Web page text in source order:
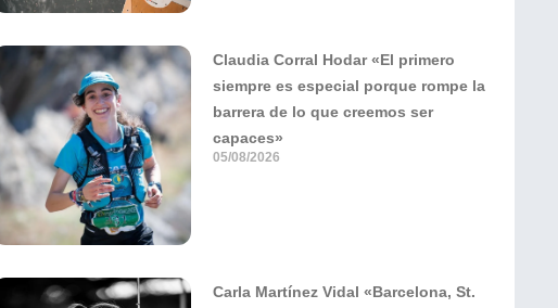
Claudia Corral Hodar «El primero
siempre es especial porque rompe la
barrera de lo que creemos ser
capaces»
05/08/2026
Carla Martínez Vidal «Barcelona, St.